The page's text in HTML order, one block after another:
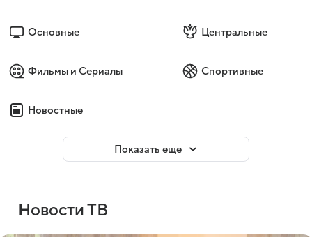
Основные Центральные
Фильмы и Сериалы Спортивные
Новостные
Показать еще
Новости ТВ